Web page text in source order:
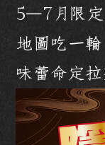
5–7月限
地圖吃一
味蕾命定